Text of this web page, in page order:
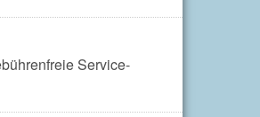
Service-